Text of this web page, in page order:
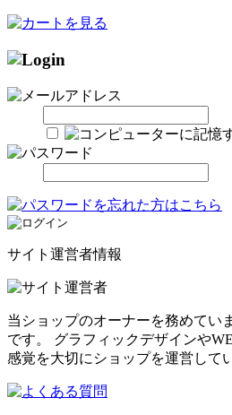
サイト運営者情報
当ショップのオーナーを務めてい
です。 グラフィックデザインや
感覚を大切にショップを運営して